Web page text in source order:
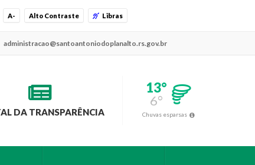
A- Alto Contraste Libras
administracao@santoantoniodoplanalto.rs.gov.br
DA TRANSPARÊNCIA
13°
6°
Chuvas esparsas